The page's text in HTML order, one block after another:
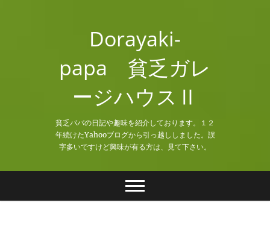
Dorayaki-
papa 貧乏ガレ
ージハウスⅡ
貧乏パパの日記や趣味を紹介しております。１２
年続けたYahooブログから引っ越ししました。誤
字多いですけど興味が有る方は、見て下さい。